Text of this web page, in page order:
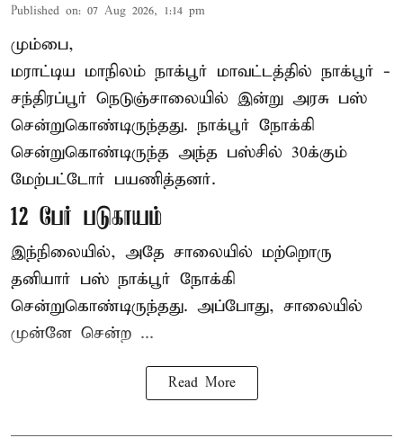
Published on: 07 Aug 2026, 1:14 pm
மும்பை,
மராட்டிய மாநிலம் நாக்பூர் மாவட்டத்தில் நாக்பூர் -
சந்திரப்பூர் நெடுஞ்சாலையில் இன்று அரசு பஸ்
சென்றுகொண்டிருந்தது. நாக்பூர் நோக்கி
சென்றுகொண்டிருந்த அந்த பஸ்சில் 30க்கும்
மேற்பட்டோர் பயணித்தனர்.
12 பேர் படுகாயம்
இந்நிலையில், அதே சாலையில் மற்றொரு
தனியார் பஸ் நாக்பூர் நோக்கி
சென்றுகொண்டிருந்தது. அப்போது, சாலையில்
முன்னே சென்ற ...
Read More